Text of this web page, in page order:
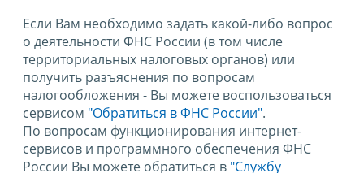
Если Вам необходимо задать какой-либо вопрос
о деятельности ФНС России (в том числе
территориальных налоговых органов) или
получить разъяснения по вопросам
налогообложения - Вы можете воспользоваться
сервисом "Обратиться в ФНС России".
По вопросам функционирования интернет-
сервисов и программного обеспечения ФНС
России Вы можете обратиться в "Службу